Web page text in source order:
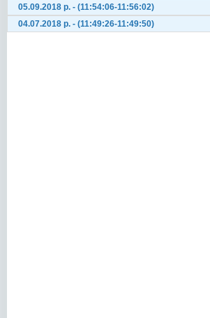
05.09.2018 р. - (11:54:06-11:56:02)
04.07.2018 р. - (11:49:26-11:49:50)